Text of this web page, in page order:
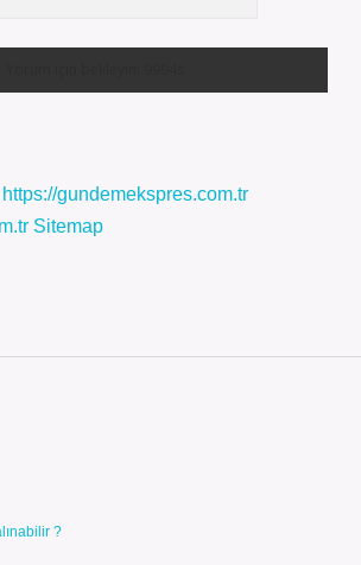
https://gundemekspres.com.tr
Sitemap
?